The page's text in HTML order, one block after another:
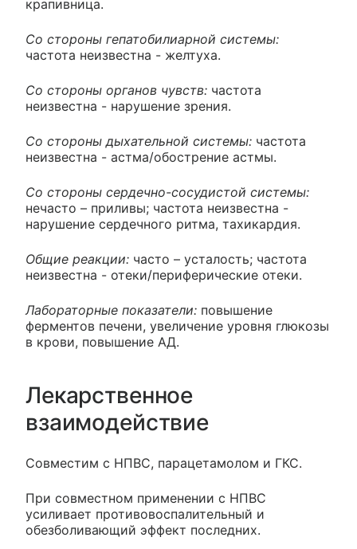
крапивница.
Со стороны гепатобилиарной системы:
частота неизвестна - желтуха.
Со стороны органов чувств: частота
неизвестна - нарушение зрения.
Со стороны дыхательной системы: частота
неизвестна - астма/обострение астмы.
Со стороны сердечно-сосудистой системы:
нечасто – приливы; частота неизвестна -
нарушение сердечного ритма, тахикардия.
Общие реакции: часто – усталость; частота
неизвестна - отеки/периферические отеки.
Лабораторные показатели: повышение
ферментов печени, увеличение уровня глюкозы
в крови, повышение АД.
Лекарственное
взаимодействие
Совместим с НПВС, парацетамолом и ГКС.
При совместном применении с НПВС
усиливает противовоспалительный и
обезболивающий эффект последних.